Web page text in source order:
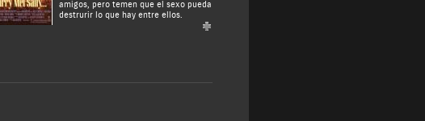
amigos, pero temen que el sexo pueda
destrurir lo que hay entre ellos.